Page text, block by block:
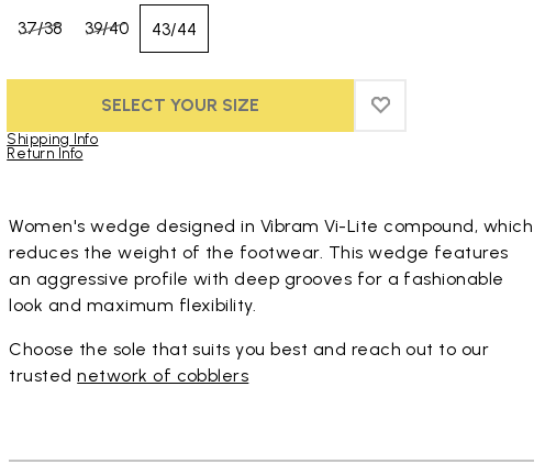
37/38 39/40 43/44
SELECT YOUR SIZE ADD TO WISHLIST
ADD TO WISHLIST
Shipping Info
Return Info
Women's wedge designed in Vibram Vi-Lite compound, which
reduces the weight of the footwear. This wedge features
an aggressive profile with deep grooves for a fashionable
look and maximum flexibility.
Choose the sole that suits you best and reach out to our
trustednetwork of cobblers